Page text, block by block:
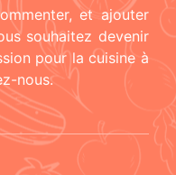
et ajouter
souhaitez devenir
pour la cuisine à
nous.